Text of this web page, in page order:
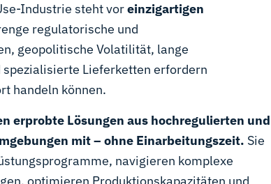
Industrie steht voreinzigartigen
regulatorische und
geopolitische Volatilität, lange
spezialisierte Lieferketten erfordern
handeln können.
erprobte Lösungen aus hochregulierten und
mit – ohne Einarbeitungszeit. Sie
navigieren komplexe